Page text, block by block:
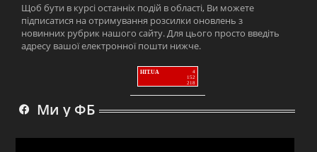
Щоб бути в курсі останніх подій в області, Ви можете
підписатися на отримування розсилки оновлень з
новинних рубрик нашого сайту. Для цього просто введіть
адресу вашої електронної пошти нижче.
HIT.UA
4
152
218
Ми у ФБ